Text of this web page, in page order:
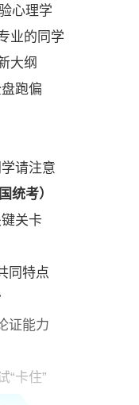
心理学
业的同学
大纲
跑偏
请注意
统考）
关卡
同特点
证能力
“卡住”